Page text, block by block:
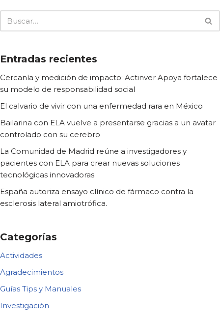
Entradas recientes
Cercanía y medición de impacto: Actinver Apoya fortalece
su modelo de responsabilidad social
El calvario de vivir con una enfermedad rara en México
Bailarina con ELA vuelve a presentarse gracias a un avatar
controlado con su cerebro
La Comunidad de Madrid reúne a investigadores y
pacientes con ELA para crear nuevas soluciones
tecnológicas innovadoras
España autoriza ensayo clínico de fármaco contra la
esclerosis lateral amiotrófica.
Categorías
Actividades
Agradecimientos
Guías Tips y Manuales
Investigación